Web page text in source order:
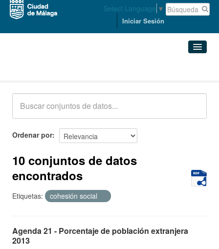
Select Language ▼
Iniciar Sesión
Acerca de
Ordenar por
10 conjuntos de datos
encontrados
Etiquetas: cohesión social
Agenda 21 - Porcentaje de población extranjera
2013